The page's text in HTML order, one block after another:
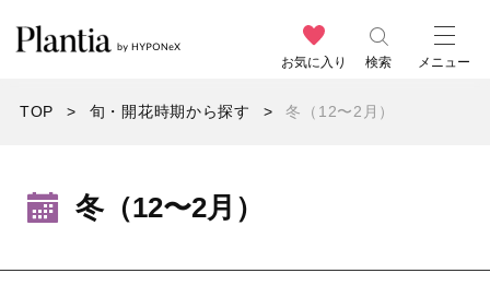
お気に入り 検索 メニュー
TOP 旬・開花時期から探す 冬（12〜2月）
冬（12〜2月）